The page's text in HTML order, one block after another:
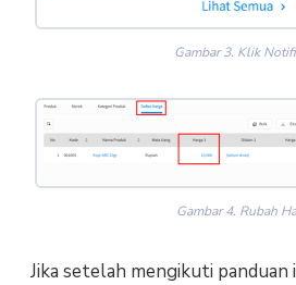
Gambar 3. Klik
Gambar 4. Rubah
Jika setelah mengikuti panduan